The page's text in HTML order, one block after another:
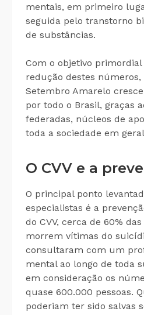
mentais, em primeiro
seguida pelo transtorno
de substâncias.
Com o objetivo primordial
redução destes números,
Setembro Amarelo
por todo o Brasil, graças
federadas, núcleos de
toda a sociedade em
O CVV e a
O principal ponto
especialistas é a
do CVV, cerca de 60%
morrem vítimas do
consultaram com um
mental ao longo de toda
em consideração os
quase 600.000 pessoas.
poderiam ter sido salvas